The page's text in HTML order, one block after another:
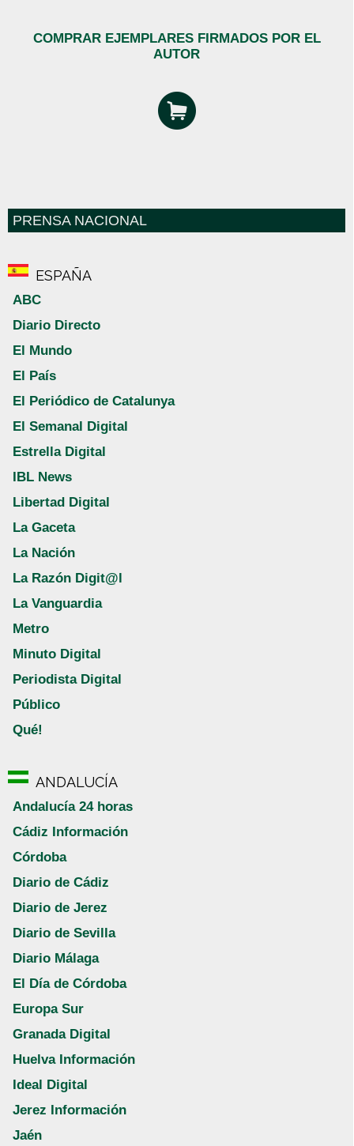
COMPRAR EJEMPLARES FIRMADOS POR EL
AUTOR
PRENSA NACIONAL
ESPAÑA
ABC
Diario Directo
El Mundo
El País
El Periódico de Catalunya
El Semanal Digital
Estrella Digital
IBL News
Libertad Digital
La Gaceta
La Nación
La Razón Digit@l
La Vanguardia
Metro
Minuto Digital
Periodista Digital
Público
Qué!
ANDALUCÍA
Andalucía 24 horas
Cádiz Información
Córdoba
Diario de Cádiz
Diario de Jerez
Diario de Sevilla
Diario Málaga
El Día de Córdoba
Europa Sur
Granada Digital
Huelva Información
Ideal Digital
Jerez Información
Jaén